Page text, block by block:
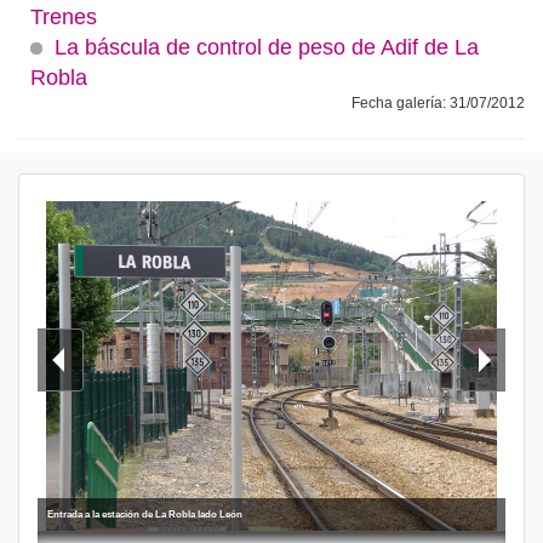
Trenes
La báscula de control de peso de Adif de La
Robla
Fecha galería: 31/07/2012
Entrada a la estación de La Robla lado León